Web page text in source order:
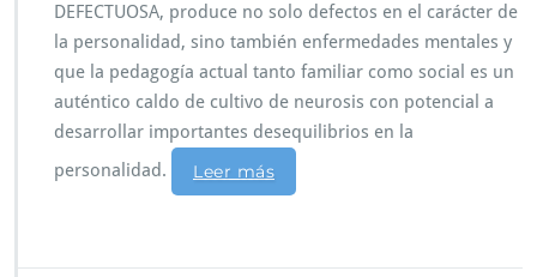
DEFECTUOSA, produce no solo defectos en el carácter de
la personalidad, sino también enfermedades mentales y
que la pedagogía actual tanto familiar como social es un
auténtico caldo de cultivo de neurosis con potencial a
desarrollar importantes desequilibrios en la
personalidad.
Leer más